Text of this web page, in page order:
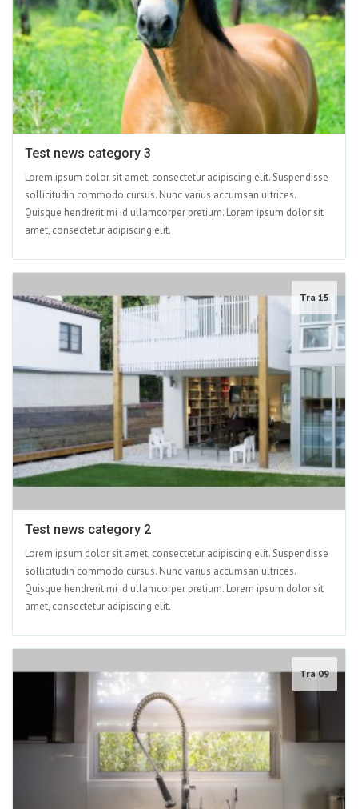
Test news category 3
Lorem ipsum dolor sit amet, consectetur adipiscing elit. Suspendisse
sollicitudin commodo cursus. Nunc varius accumsan ultrices.
Quisque hendrerit mi id ullamcorper pretium. Lorem ipsum dolor sit
amet, consectetur adipiscing elit.
Tra 15
Test news category 2
Lorem ipsum dolor sit amet, consectetur adipiscing elit. Suspendisse
sollicitudin commodo cursus. Nunc varius accumsan ultrices.
Quisque hendrerit mi id ullamcorper pretium. Lorem ipsum dolor sit
amet, consectetur adipiscing elit.
Tra 09